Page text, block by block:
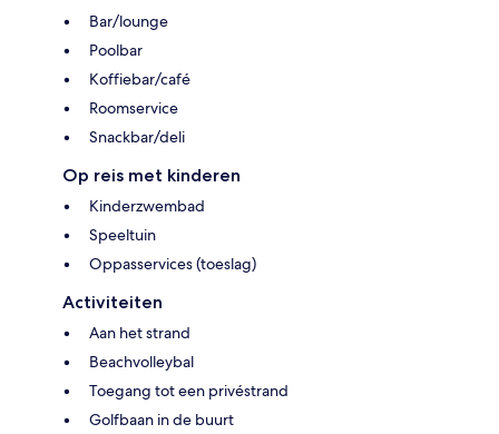
Bar/lounge
Poolbar
Koffiebar/café
Roomservice
Snackbar/deli
Op reis met kinderen
Kinderzwembad
Speeltuin
Oppasservices (toeslag)
Activiteiten
Aan het strand
Beachvolleybal
Toegang tot een privéstrand
Golfbaan in de buurt